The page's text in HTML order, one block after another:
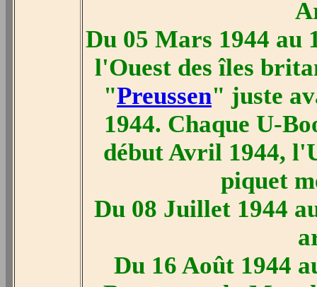
Du 05 Mars 1944 au
l'Ouest des îles
"Preussen" juste
1944. Chaque U-
début Avril 1944,
piquet
Du 08 Juillet 1944
Du 16 Août 1944